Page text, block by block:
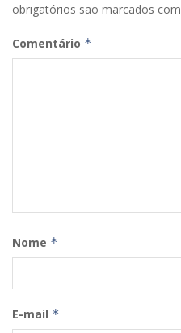
obrigatórios são marcados com
Comentário *
Nome *
E-mail *